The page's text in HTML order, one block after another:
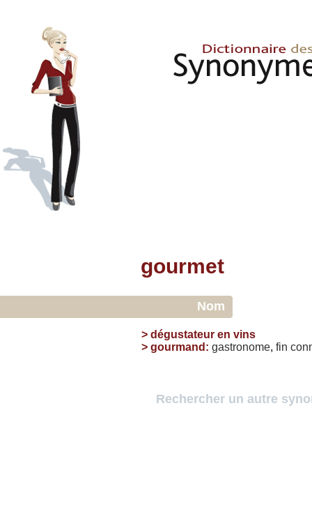
gourmet
Nom
> dégustateur en vins
> gourmand : gastronome, fin
Rechercher un autre